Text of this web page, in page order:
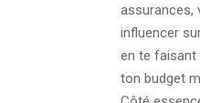
assurances,
influencer
en te faisant
ton budget